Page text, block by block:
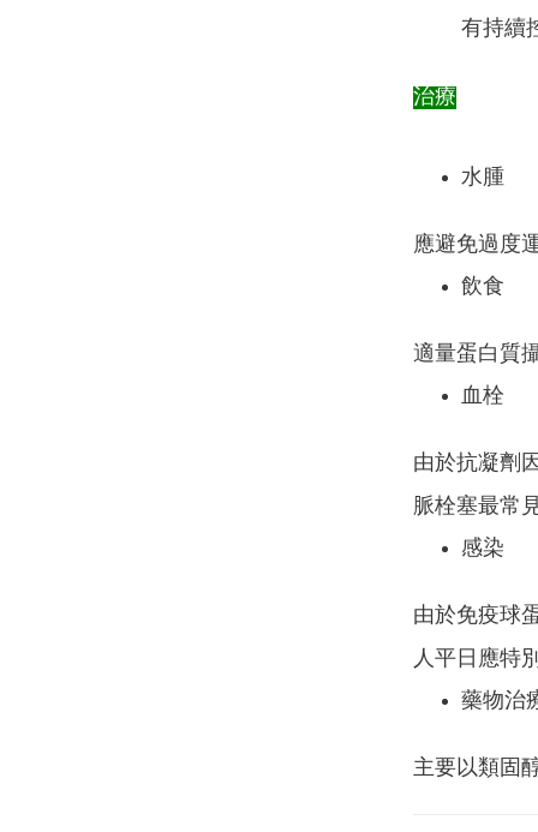
有持續
治療
水腫
應避免過度
飲食
適量蛋白質
血栓
由於抗凝劑
脈栓塞最常
感染
由於免疫球
人平日應特
藥物治
主要以類固